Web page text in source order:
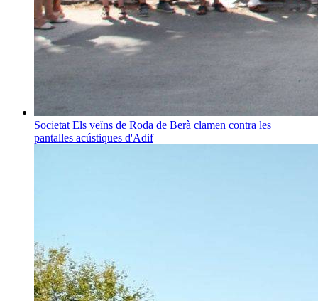
Societat Els veïns de Roda de Berà clamen contra les
pantalles acústiques d'Adif